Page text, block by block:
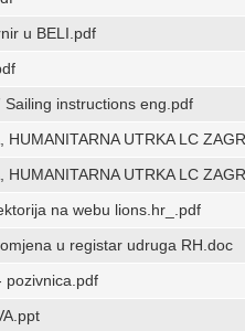
u BELI.pdf
instructions eng.pdf
HUMANITARNA UTRKA LC
HUMANITARNA UTRKA LC
na webu lions.hr_.pdf
u registar udruga RH.doc
pozivnica.pdf